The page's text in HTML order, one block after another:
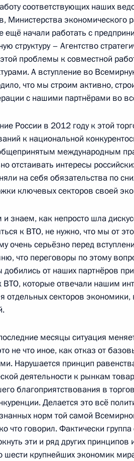
канцлером Австрии
совета
Сербской Боснии
Кремль
вопросам
Кремль
руководителями субъектов
Кремль
ОАО «Газпром»
соответствующих наших
Министерства экономического
ещё начали работать с
структуру – Агентство
проблемы к совместной
А вступление во
что мы строим активно,
с нашими партнёрами во
России в 2012 году к этой
к национальной
международным
отстаивать интересы
на себя обязательства по
ключевых секторов своей
как непросто шла
к ВТО, не нужно, что мы от
очень серьёзно перед
что переговоры по этому
от наших партнёров
ВТО, которые отвечали нашим
отдельных секторов экономики,
месяцы ситуация
не что иное, как отказ от
Нарушается принцип
деятельности к рынкам
благоприятствования в
Делается это всё
норм той самой
что говорил. Фактически
эти и ряд других
шести крупнейших экономик